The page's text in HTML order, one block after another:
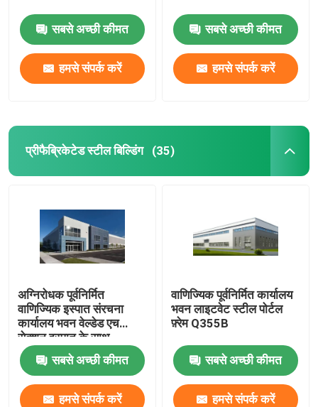
सबसे अच्छी कीमत
हमसे संपर्क करें
सबसे अच्छी कीमत
हमसे संपर्क करें
प्रीफैब्रिकेटेड स्टील बिल्डिंग (35)
अग्निरोधक पूर्वनिर्मित
वाणिज्यिक इस्पात संरचना
कार्यालय भवन वेल्डेड एच
सेक्शन इस्पात के साथ
सबसे अच्छी कीमत
हमसे संपर्क करें
वाणिज्यिक पूर्वनिर्मित कार्यालय
भवन लाइटवेट स्टील पोर्टल
फ़्रेम Q355B
सबसे अच्छी कीमत
हमसे संपर्क करें